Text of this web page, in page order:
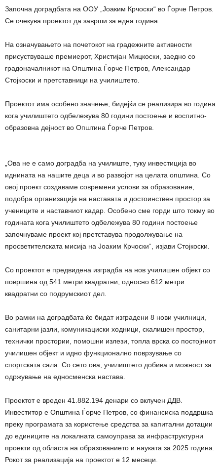
Започна доградбата на ООУ „Јоаким Крчоски“ во Ѓорче Петров.
Се очекува проектот да заврши за една година.
На означувањето на почетокот на градежните активности
присуствуваше премиерот, Христијан Мицкоски, заедно со
градоначалникот на Општина Ѓорче Петров, Александар
Стојкоски и претставници на училиштето.
Проектот има особено значење, бидејќи се реализира во година
кога училиштето одбележува 80 години постоење и воспитно-
образовна дејност во Општина Ѓорче Петров.
„Ова не е само доградба на училиште, туку инвестиција во
иднината на нашите деца и во развојот на целата општина. Со
овој проект создаваме современи услови за образование,
подобра организација на наставата и достоинствен простор за
учениците и наставниот кадар. Особено сме горди што токму во
годината кога училиштето одбележува 80 години постоење
започнуваме проект кој претставува продолжување на
просветителската мисија на Јоаким Крчоски“, изјави Стојкоски.
Со проектот е предвидена изградба на нов училишен објект со
површина од 541 метри квадратни, односно 612 метри
квадратни со подрумскиот дел.
Во рамки на доградбата ќе бидат изградени 8 нови училници,
санитарни јазли, комуникациски ходници, скалишен простор,
технички простории, помошни излези, топла врска со постојниот
училишен објект и идно функционално поврзување со
спортската сала. Со сето ова, училиштето добива и можност за
одржување на едносменска настава.
Проектот е вреден 41.882.194 денари со вклучен ДДВ.
Инвеститор е Општина Ѓорче Петров, со финансиска поддршка
преку програмата за користење средства за капитални дотации
до единиците на локалната самоуправа за инфраструктурни
проекти од областа на образованието и науката за 2025 година.
Рокот за реализација на проектот е 12 месеци.